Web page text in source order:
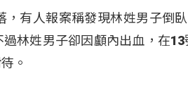
，有人報案稱發現林姓男子倒
林姓男子卻因顱內出血，在
。